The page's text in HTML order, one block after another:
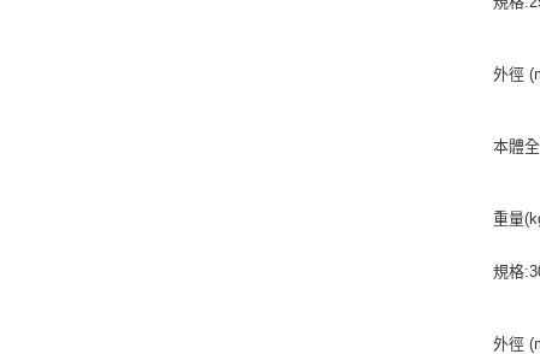
外徑
本體
重量
規格
外徑